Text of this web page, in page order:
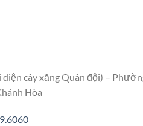
diện cây xăng Quân đội) –
Hòa